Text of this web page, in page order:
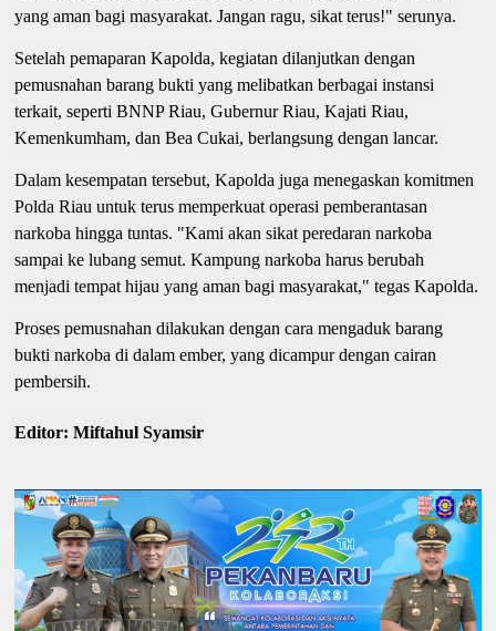
yang aman bagi masyarakat. Jangan ragu, sikat terus!" serunya.
Setelah pemaparan Kapolda, kegiatan dilanjutkan dengan
pemusnahan barang bukti yang melibatkan berbagai instansi
terkait, seperti BNNP Riau, Gubernur Riau, Kajati Riau,
Kemenkumham, dan Bea Cukai, berlangsung dengan lancar.
Dalam kesempatan tersebut, Kapolda juga menegaskan komitmen
Polda Riau untuk terus memperkuat operasi pemberantasan
narkoba hingga tuntas. "Kami akan sikat peredaran narkoba
sampai ke lubang semut. Kampung narkoba harus berubah
menjadi tempat hijau yang aman bagi masyarakat," tegas Kapolda.
Proses pemusnahan dilakukan dengan cara mengaduk barang
bukti narkoba di dalam ember, yang dicampur dengan cairan
pembersih.
Editor: Miftahul Syamsir